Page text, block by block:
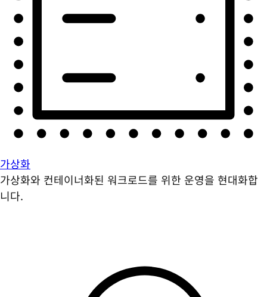
가상화
가상화와 컨테이너화된 워크로드를 위한 운영을 현대화합
니다.